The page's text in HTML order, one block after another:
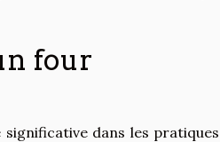
four
dans les pratiques